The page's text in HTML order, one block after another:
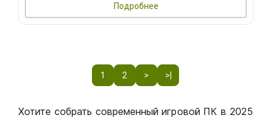
Подробнее
1 2 > >|
Хотите собрать современный игровой ПК в 2025